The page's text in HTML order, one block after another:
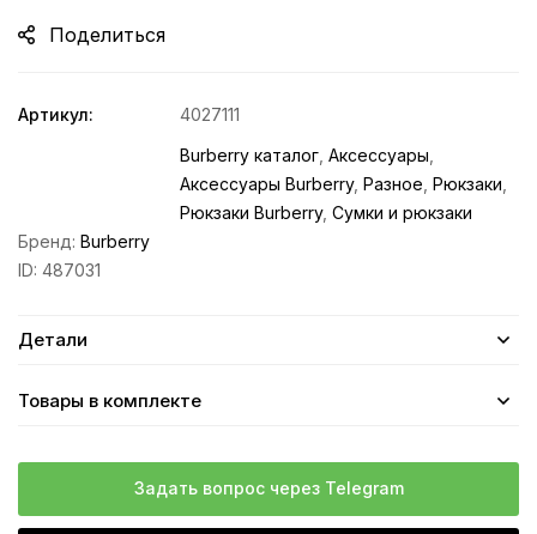
Поделиться
Артикул:
4027111
Burberry каталог Аксессуары
Аксессуары Burberry, Разное Рюкзаки
Рюкзаки Burberry, Сумки и рюкзаки
Бренд: Burberry
ID: 487031
Детали
Товары в комплекте
Задать вопрос через Telegram